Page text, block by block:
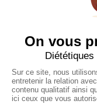
Louer
Louer un